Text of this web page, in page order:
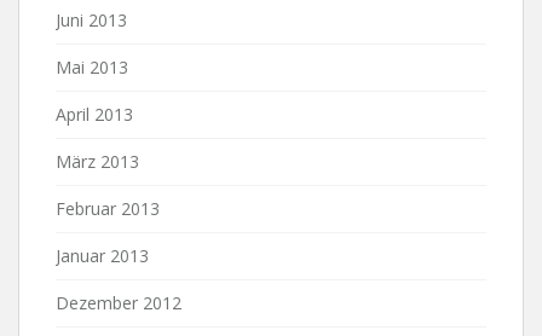
Juni 2013
Mai 2013
April 2013
März 2013
Februar 2013
Januar 2013
Dezember 2012